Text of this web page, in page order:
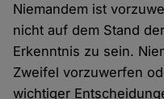
Niemandem ist
nicht auf dem Stand
Erkenntnis zu sein.
Zweifel vorzuwerfen
wichtiger